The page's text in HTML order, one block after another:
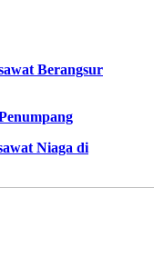
Berangsur
Niaga di